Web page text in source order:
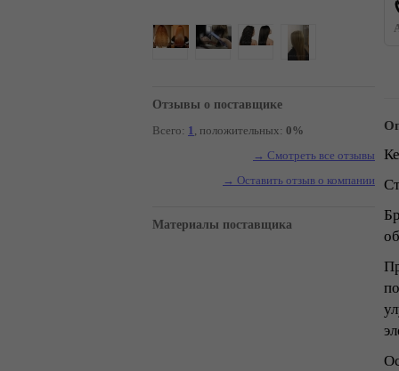
Отзывы о поставщике
Всего: 1, положительных: 0%
→ Смотреть все отзывы
→ Оставить отзыв о компании
Материалы поставщика